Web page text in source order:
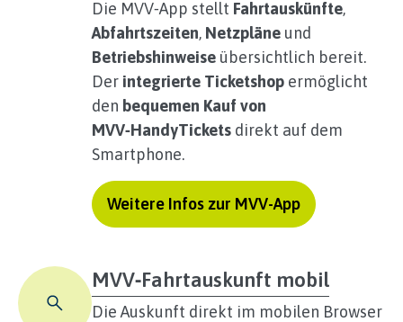
Die MVV‑App stellt Fahrtauskünfte,
Abfahrtszeiten, Netzpläne und
Betriebshinweise übersichtlich bereit.
Der integrierte Ticketshop ermöglicht
den bequemen Kauf von
MVV‑HandyTickets direkt auf dem
Smartphone.
Weitere Infos zur MVV-App
MVV‑Fahrtauskunft mobil
Die Auskunft direkt im mobilen Browser